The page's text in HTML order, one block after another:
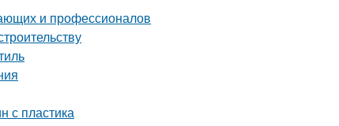
и профессионалов
с пластика